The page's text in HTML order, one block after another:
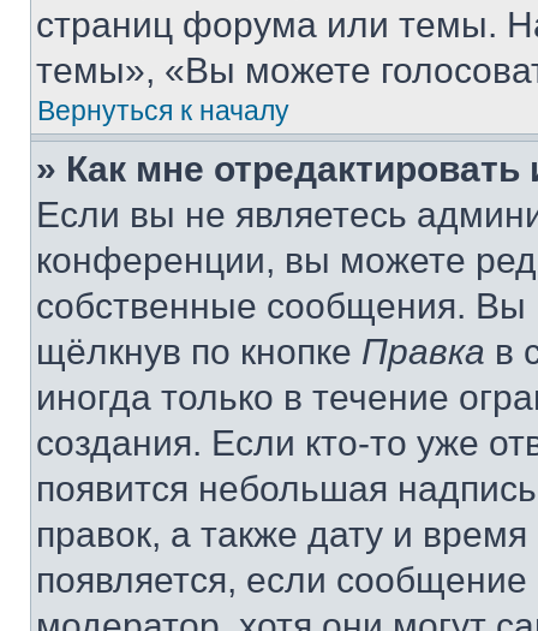
страниц форума или темы.
темы», «Вы можете
Вернуться к началу
» Как мне
Если вы не являетесь
конференции, вы можете
собственные сообщения. Вы
щёлкнув по кнопке Правка в
иногда только в течение
создания. Если кто-то уже
появится небольшая
правок, а также дату и
появляется, если